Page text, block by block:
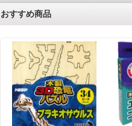
おすすめ商品